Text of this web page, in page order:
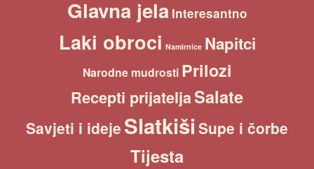
Glavna jela Interesantno
Laki obroci Namirnice Napitci
Narodne mudrosti Prilozi
Recepti prijateljaSalate
Savjeti i ideje Slatkiši Supe i čorbe
Tijesta